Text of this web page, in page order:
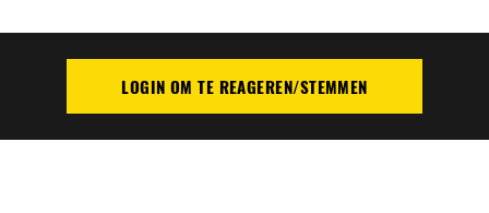
PLAATS REACTIELOGIN OM TE REAGEREN/STEMMEN